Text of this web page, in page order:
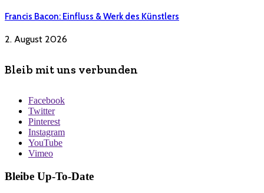
Francis Bacon: Einfluss & Werk des Künstlers
2. August 2026
Bleib mit uns verbunden
Facebook
Twitter
Pinterest
Instagram
YouTube
Vimeo
Bleibe Up-To-Date